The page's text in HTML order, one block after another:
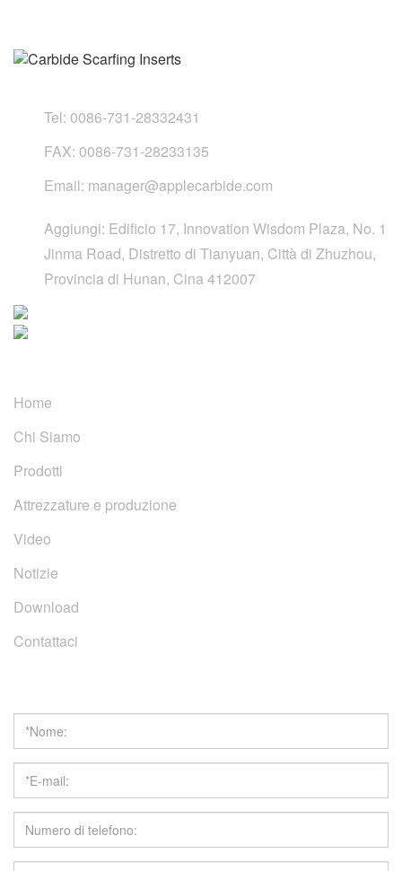
Tel: 0086-731-28332431
FAX: 0086-731-28233135
Email: manager@applecarbide.com
Aggiungi: Edificio 17, Innovation Wisdom Plaza, No. 1
Jinma Road, Distretto di Tianyuan, Città di Zhuzhou,
Provincia di Hunan, Cina 412007
Home
Chi Siamo
Prodotti
Attrezzature e produzione
Video
Notizie
Download
Contattaci